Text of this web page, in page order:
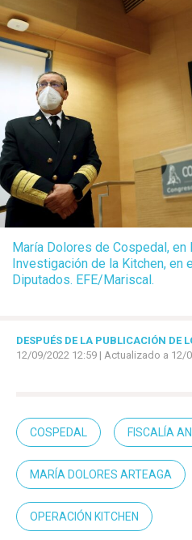
María Dolores de Cospedal, en
Investigación de la Kitchen, en
Diputados. EFE/Mariscal.
DESPUÉS DE LA PUBLICACIÓN DE
12/09/2022 12:59 | Actualizado a 12/
COSPEDAL FISCALÍA
MARÍA DOLORES ARTEAGA
OPERACIÓN KITCHEN